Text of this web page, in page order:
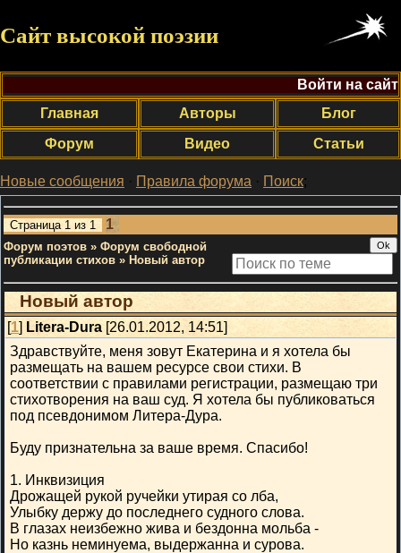
Сайт высокой поэзии
Войти на сайт
Главная
Авторы
Блог
Форум
Видео Статьи
Новые сообщения · Правила форума · Поиск;
Страница 1 из 1 1
Форум поэтов » Форум свободной
публикации стихов » Новый автор
Новый автор
[1] Litera-Dura [26.01.2012, 14:51]
Здравствуйте, меня зовут Екатерина и я хотела бы
размещать на вашем ресурсе свои стихи. В
соответствии с правилами регистрации, размещаю три
стихотворения на ваш суд. Я хотела бы публиковаться
под псевдонимом Литера-Дура.
Буду признательна за ваше время. Спасибо!
1. Инквизиция
Дрожащей рукой ручейки утирая со лба,
Улыбку держу до последнего судного слова.
В глазах неизбежно жива и бездонна мольба -
Но казнь неминуема, выдержанна и сурова.